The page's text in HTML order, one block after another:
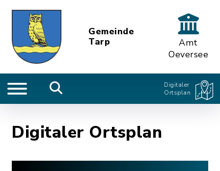
Gemeinde
Tarp
Amt
Oeversee
Digitaler
Ortsplan
Digitaler Ortsplan